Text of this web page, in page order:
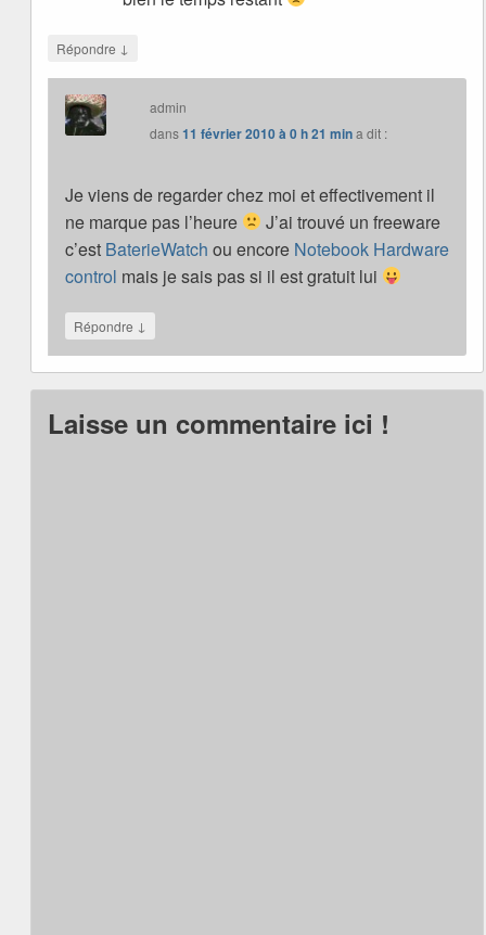
Répondre ↓
admin
dans11 février 2010 à 0 h 21 mina dit :
Je viens de regarder chez moi et effectivement il
ne marque pas l’heure
J’ai trouvé un freeware
c’est BaterieWatch ou encore Notebook Hardware
control mais je sais pas si il est gratuit lui
Répondre ↓
Laisse un commentaire ici !